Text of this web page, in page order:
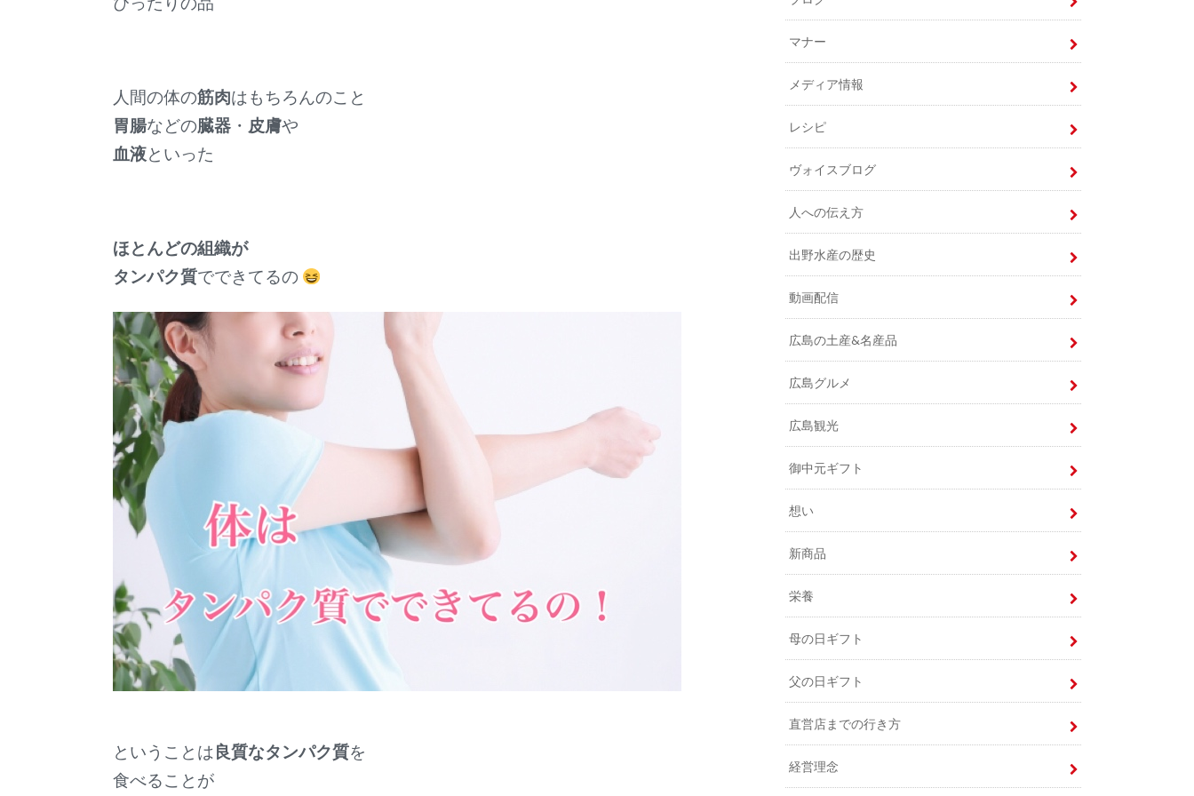
人間の体の筋肉はもちろんのこと
胃腸などの臓器 ・ 皮膚や
血液といった
ほとんどの組織が
タンパク質でできてるの
ということは 良質なタンパク質を
食べることが
マナー
メディア情報
レシピ
ヴォイスブログ
人への伝え方
出野水産の歴史
動画配信
広島の土産&名産品
広島グルメ
広島観光
御中元ギフト
想い
新商品
栄養
母の日ギフト
父の日ギフト
直営店までの行き方
経営理念